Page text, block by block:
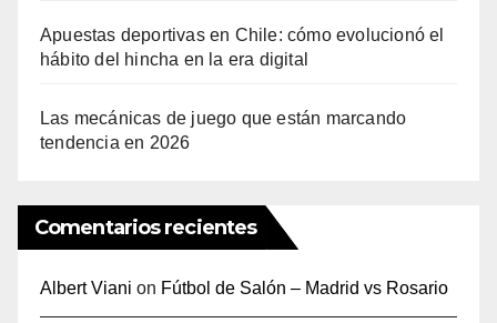
Apuestas deportivas en Chile: cómo evolucionó el
hábito del hincha en la era digital
Las mecánicas de juego que están marcando
tendencia en 2026
Comentarios recientes
Albert Viani on Fútbol de Salón – Madrid vs Rosario